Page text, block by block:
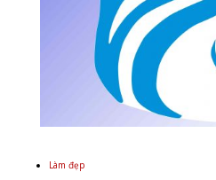
Làm đẹp